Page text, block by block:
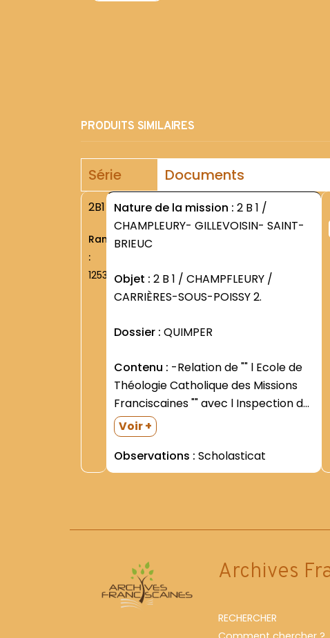
PRODUITS SIMILAIRES
Série Documents
2B1
Rang
:
1253
Nature de la mission : 2 B 1 /
CHAMPLEURY- GILLEVOISIN- SAINT-
BRIEUC
Objet : 2 B 1 / CHAMPFLEURY /
CARRIÈRES-SOUS-POISSY 2.
Dossier : QUIMPER
Contenu :
Théologie Catholique des Missions
Franciscaines "" avec l Inspection d
Académie (1941-1955) -Liste des
clercs étudiants (1948-1949- 1952-
1953) -Renouvellement des voeux
temporaires par les Frères Paul
Voir +
Observations : Scholasticat
Archives
RECHERCHER